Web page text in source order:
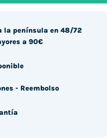
la península en 48/72
a 90€
- Reembolso